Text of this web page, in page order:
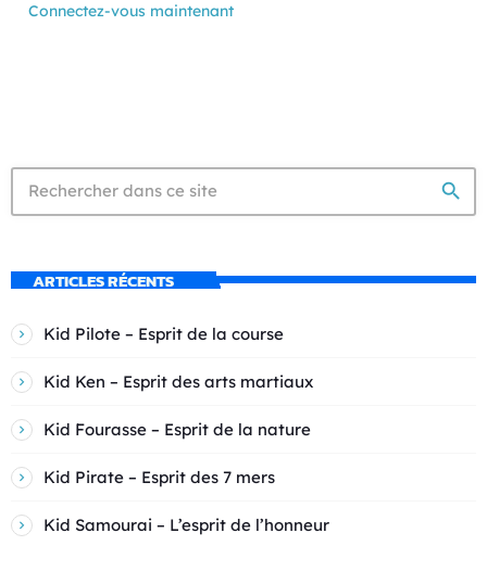
Connectez-vous maintenant
search
ARTICLES RÉCENTS
Kid Pilote – Esprit de la course
Kid Ken – Esprit des arts martiaux
Kid Fourasse – Esprit de la nature
Kid Pirate – Esprit des 7 mers
Kid Samourai – L’esprit de l’honneur